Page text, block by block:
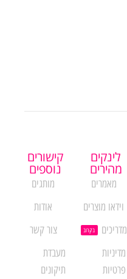
לינקים
מהירים
מאמרים
וידאו מוצרים
מדריכים
בקרוב
מדיניות
פרטיות
קישורים
נוספים
מותגים
אודות
צור קשר
מעבדת
תיקונים